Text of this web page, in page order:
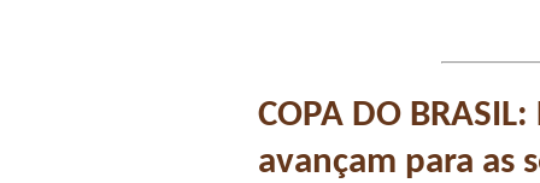
COPA DO
avançam para as